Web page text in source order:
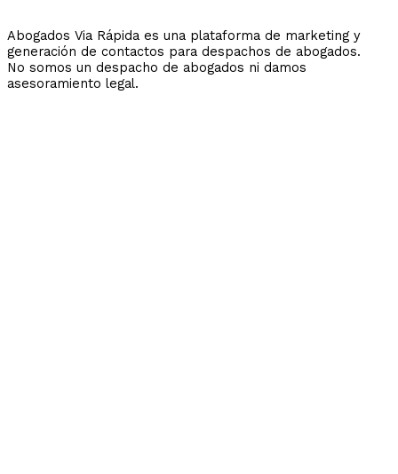
Abogados Via Rápida es una plataforma de marketing y
generación de contactos para despachos de abogados.
No somos un despacho de abogados ni damos
asesoramiento legal.